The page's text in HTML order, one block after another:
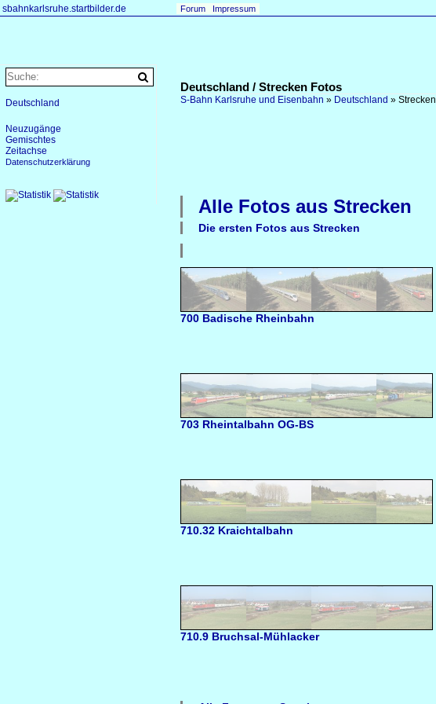
sbahnkarlsruhe.startbilder.de Forum Impressum
Deutschland / Strecken Fotos
S-Bahn Karlsruhe und Eisenbahn » Deutschland » Strecken
Alle Fotos aus Strecken
Die ersten Fotos aus Strecken
700 Badische Rheinbahn
703 Rheintalbahn OG-BS
710.32 Kraichtalbahn
710.9 Bruchsal-Mühlacker
Deutschland
Neuzugänge
Gemischtes
Zeitachse
Datenschutzerklärung